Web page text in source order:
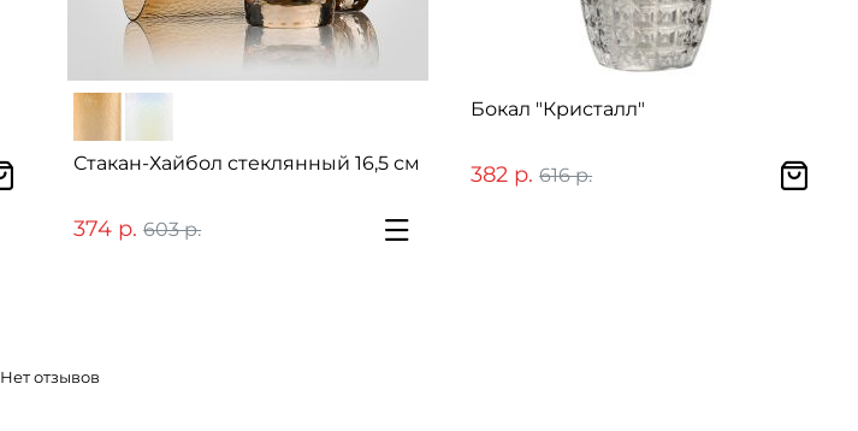
Стакан-Хайбол стеклянный 16,5 см
374 р. 603 р.
Бокал "Кристалл"
382 р. 616 р.
Нет отзывов